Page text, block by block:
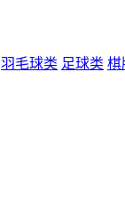
羽毛球类 足球类 棋